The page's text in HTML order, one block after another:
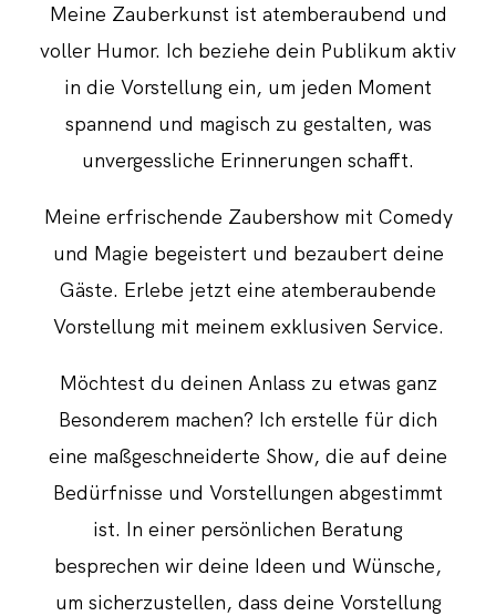
Meine Zauberkunst ist atemberaubend und
voller Humor. Ich beziehe dein Publikum aktiv
in die Vorstellung ein, um jeden Moment
spannend und magisch zu gestalten, was
unvergessliche Erinnerungen schafft.
Meine erfrischende Zaubershow mit Comedy
und Magie begeistert und bezaubert deine
Gäste. Erlebe jetzt eine atemberaubende
Vorstellung mit meinem exklusiven Service.
Möchtest du deinen Anlass zu etwas ganz
Besonderem machen? Ich erstelle für dich
eine maßgeschneiderte Show, die auf deine
Bedürfnisse und Vorstellungen abgestimmt
ist. In einer persönlichen Beratung
besprechen wir deine Ideen und Wünsche,
um sicherzustellen, dass deine Vorstellung